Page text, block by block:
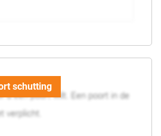
u een poort wilt. Een poort in de
verplicht.